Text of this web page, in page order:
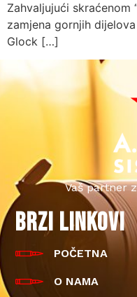
Zahvaljujući skraćenom
zamjena gornjih
Glock […]
Vaš partner
BRZI LINKOVI
POČETNA
O NAMA